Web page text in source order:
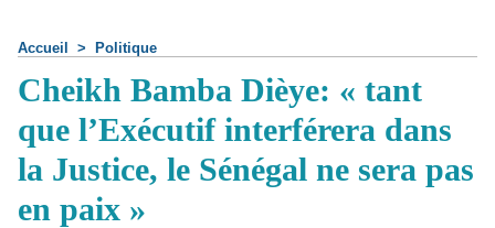
Accueil > Politique
Cheikh Bamba Dièye: « tant
que l’Exécutif interférera dans
la Justice, le Sénégal ne sera pas
en paix »